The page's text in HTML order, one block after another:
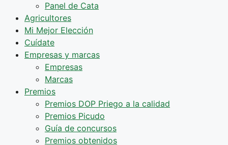
Panel de Cata
Agricultores
Mi Mejor Elección
Cuídate
Empresas y marcas
Empresas
Marcas
Premios
Premios DOP Priego a la calidad
Premios Picudo
Guía de concursos
Premios obtenidos